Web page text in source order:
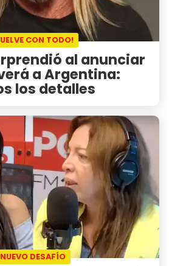
CON TODO!
al anunciar
a Argentina:
los detalles
NUEVO DESAFÍO